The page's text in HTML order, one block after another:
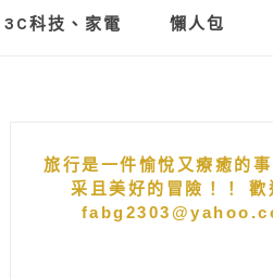
3C科技、家電 懶人包
旅行是一件愉悅又療癒的
采且美好的冒險！！